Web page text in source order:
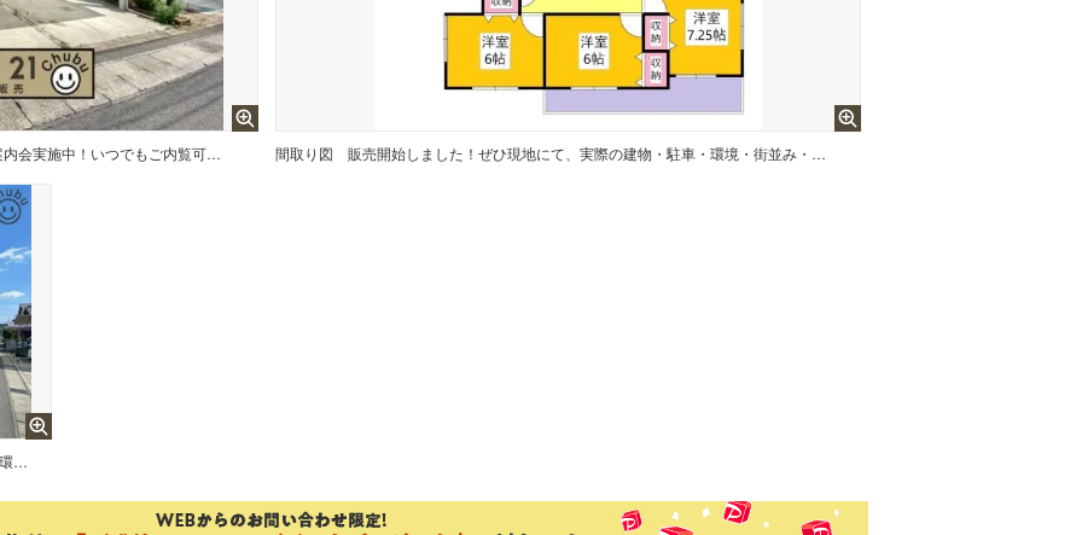
豊田市青木町 4LDKの築浅住宅！現地案内会実施中！いつでもご内覧可能です！平日夜やお仕事終わりのご内覧も大歓迎！ご内覧は「中部住まいる不動産販売」まで、お気軽にお問い合わせください！ 間取り図 販売開始しました！ぜひ現地にて、実際の建物・駐車・環境・街並み・日当たりなどなどご確認ください！土日だけでなく平日・お仕事帰りなど、いつでもご案内できますので、お気軽にお問い合わせください！
接道:西側公道約4.0m ぜひ現地にて、環境・街並み・日当たりなどなどご確認ください！平日・お仕事帰りなど、いつでもご案内できますので、お気軽にお問い合わせください！